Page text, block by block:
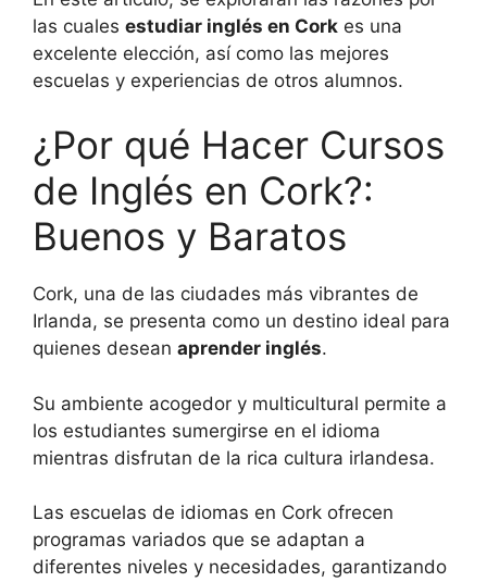
las cuales estudiar inglés en Cork es una
excelente elección, así como las mejores
escuelas y experiencias de otros alumnos.
¿Por qué Hacer Cursos
de Inglés en Cork?:
Buenos y Baratos
Cork, una de las ciudades más vibrantes de
Irlanda, se presenta como un destino ideal para
quienes desean aprender inglés.
Su ambiente acogedor y multicultural permite a
los estudiantes sumergirse en el idioma
mientras disfrutan de la rica cultura irlandesa.
Las escuelas de idiomas en Cork ofrecen
programas variados que se adaptan a
diferentes niveles y necesidades, garantizando